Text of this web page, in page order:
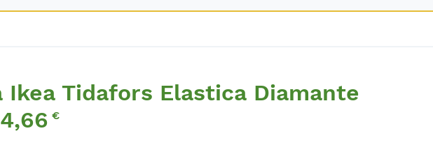
Ikea Tidafors Elastica Diamante
€